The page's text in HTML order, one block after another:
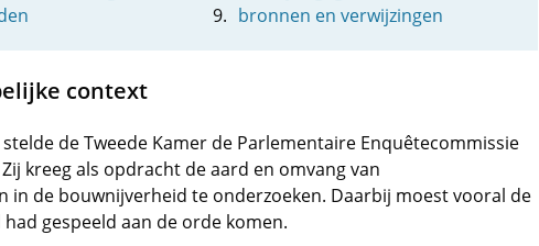
bronnen en verwijzingen
context
de Tweede Kamer de Parlementaire Enquêtecommissie
kreeg als opdracht de aard en omvang van
in de bouwnijverheid te onderzoeken. Daarbij moest vooral de
gespeeld aan de orde komen.